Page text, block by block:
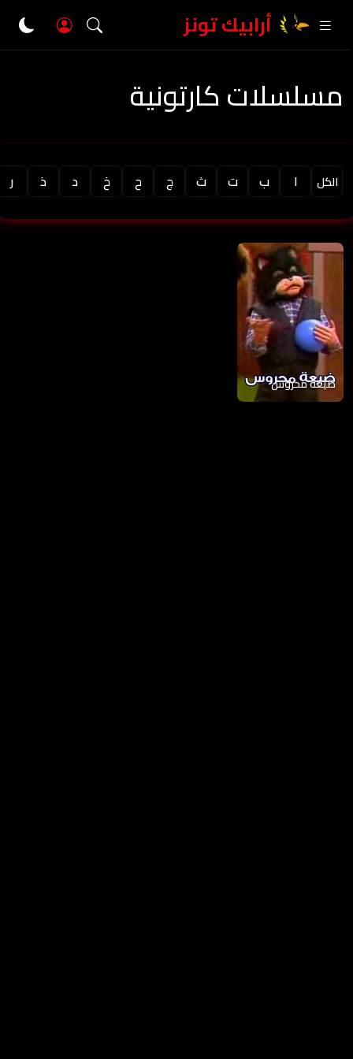
أرابيك تونز
مسلسلات كارتونية
الكل ا ب ت ث ج ح خ د ذ ر
ضيعة محروس